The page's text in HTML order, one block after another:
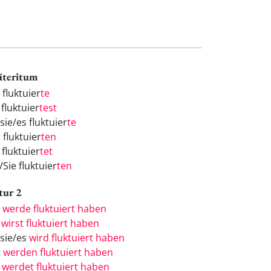
fluktuierte
test
es fluktuierte
fluktuierten
tet
Sie fluktuierten
2
werde fluktuiert haben
wirst fluktuiert haben
es wird fluktuiert haben
werden fluktuiert haben
werdet fluktuiert haben